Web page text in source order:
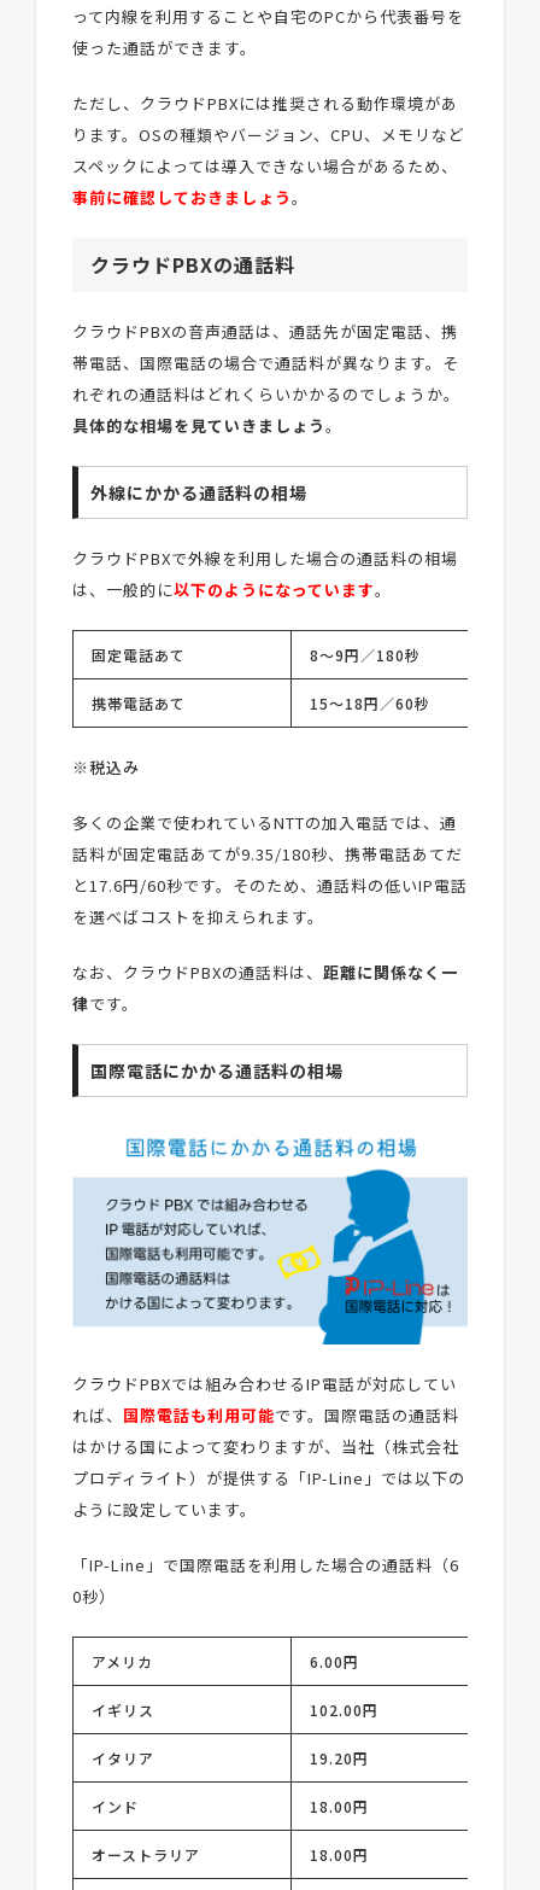
って内線を利用することや自宅のPCから代表番号を
使った通話ができます。
ただし、クラウドPBXには推奨される動作環境があ
ります。OSの種類やバージョン、CPU、メモリなど
スペックによっては導入できない場合があるため、
事前に確認しておきましょう。
クラウドPBXの通話料
クラウドPBXの音声通話は、通話先が固定電話、携
帯電話、国際電話の場合で通話料が異なります。そ
れぞれの通話料はどれくらいかかるのでしょうか。
具体的な相場を見ていきましょう。
外線にかかる通話料の相場
クラウドPBXで外線を利用した場合の通話料の相場
は、一般的に以下のようになっています。
固定電話あて 8～9円／180秒
携帯電話あて 15～18円／60秒
※税込み
多くの企業で使われているNTTの加入電話では、通
話料が固定電話あてが9.35/180秒、携帯電話あてだ
と17.6円/60秒です。そのため、通話料の低いIP電話
を選べばコストを抑えられます。
なお、クラウドPBXの通話料は、 距離に関係なく一
律です。
国際電話にかかる通話料の相場
クラウドPBXでは組み合わせるIP電話が対応してい
れば、 国際電話も利用可能です。国際電話の通話料
はかける国によって変わりますが、当社（株式会社
プロディライト）が提供する「IP-Line」では以下の
ように設定しています。
「IP-Line」で国際電話を利用した場合の通話料（6
0秒）
アメリカ 6.00円
イギリス 102.00円
イタリア 19.20円
インド 18.00円
オーストラリア 18.00円